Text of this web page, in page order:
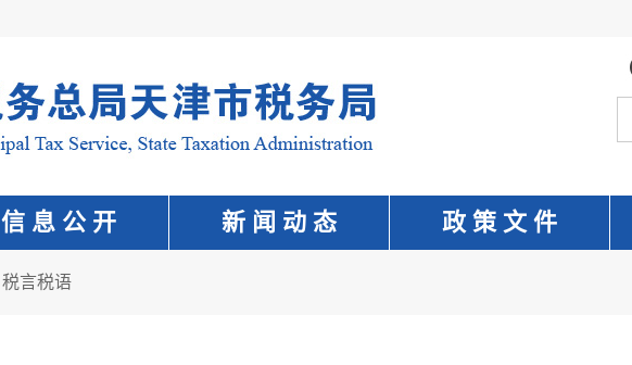
信 息 公 开 新 闻 动 态 政 策 文 件
税言税语